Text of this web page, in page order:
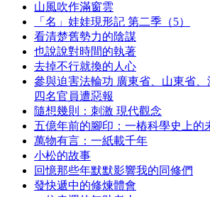
山風吹作滿窗雲
「名」娃娃現形記 第二季（5）
看清楚舊勢力的陰謀
也說說對時間的執著
去掉不行就換的人心
參與迫害法輪功 廣東省、山東省
四名官員遭惡報
隨想幾則：刺激 現代觀念
五億年前的腳印：一樁科學史上的
萬物有言：一紙載千年
小松的故事
回憶那些年默默影響我的同修們
發快遞中的修煉體會